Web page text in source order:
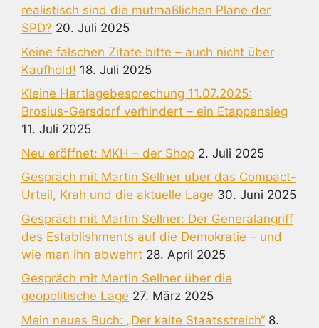
realistisch sind die mutmaßlichen Pläne der
SPD? 20. Juli 2025
Keine falschen Zitate bitte – auch nicht über
Kaufhold! 18. Juli 2025
Kleine Hartlagebesprechung 11.07.2025:
Brosius-Gersdorf verhindert – ein Etappensieg
11. Juli 2025
Neu eröffnet: MKH – der Shop 2. Juli 2025
Gespräch mit Martin Sellner über das Compact-
Urteil, Krah und die aktuelle Lage 30. Juni 2025
Gespräch mit Martin Sellner: Der Generalangriff
des Establishments auf die Demokratie – und
wie man ihn abwehrt 28. April 2025
Gespräch mit Mertin Sellner über die
geopolitische Lage 27. März 2025
Mein neues Buch: „Der kalte Staatsstreich“ 8.